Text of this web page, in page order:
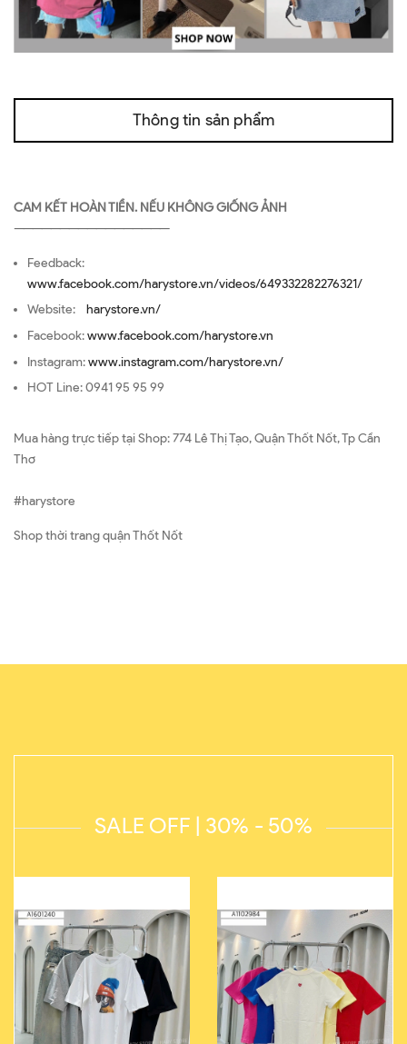
Thông tin sản phẩm
CAM KẾT HOÀN TIỀN. NẾU KHÔNG GIỐNG ẢNH
—————————————————
Feedback:
www.facebook.com/harystore.vn/videos/649332282276321/
Website: harystore.vn/
Facebook:www.facebook.com/harystore.vn
Instagram:www.instagram.com/harystore.vn/
HOT Line: 0941 95 95 99
Mua hàng trực tiếp tại Shop: 774 Lê Thị Tạo, Quận Thốt Nốt, Tp Cần
Thơ
#harystore
Shop thời trang quận Thốt Nốt
SALE OFF | 30% - 50%